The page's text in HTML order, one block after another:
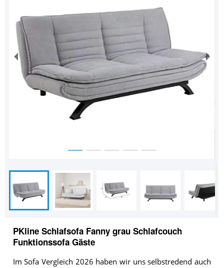
PKline Schlafsofa Fanny grau Schlafcouch
Funktionssofa Gäste
Im Sofa Vergleich 2026 haben wir uns selbstredend auch